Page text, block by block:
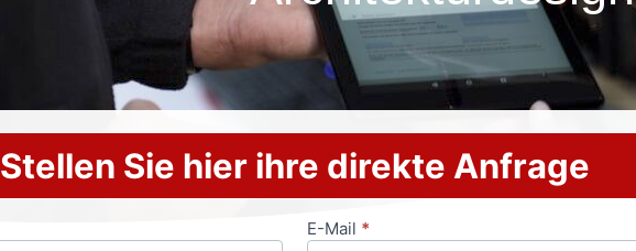
Stellen Sie hier ihre direkte Anfrage
E-Mail *